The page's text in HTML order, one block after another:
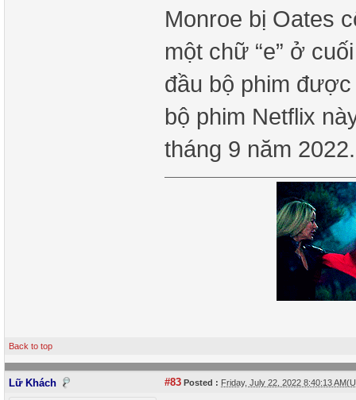
Monroe bị Oates
một chữ “e” ở
đầu bộ phim
bộ phim Netflix
tháng 9 năm
Back to top
Lữ Khách #83 Posted : Friday, July 22, 2022 8:40:13